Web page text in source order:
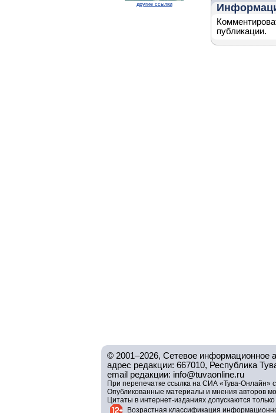
другие ссылки
публикации.
© 2001–2026, Сетевое информационное
адрес редакции: 667010, Республика
email редакции: info@tuvaonline.ru
При перепечатке ссылка на СИА «Тува-Онлайн»
Опубликованные материалы и мнения авторов
Цитаты в интернет-изданиях допускаются
Возрастная классификация